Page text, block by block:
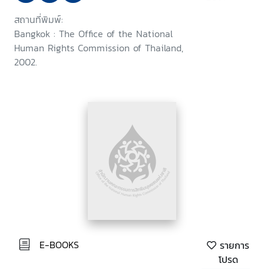
สถานที่พิมพ์:
Bangkok : The Office of the National
Human Rights Commission of Thailand,
2002.
E-BOOKS
รายการ
โปรด